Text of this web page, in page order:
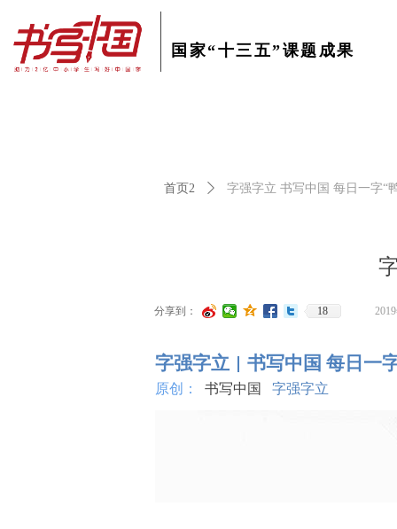
国家“十三五”课题成果
首页2 ꄲ 字强字立 书写中国 每日一字“
字强字立 | 书写中国 每日一
原创： 书写中国 字强字立
分享到： 18